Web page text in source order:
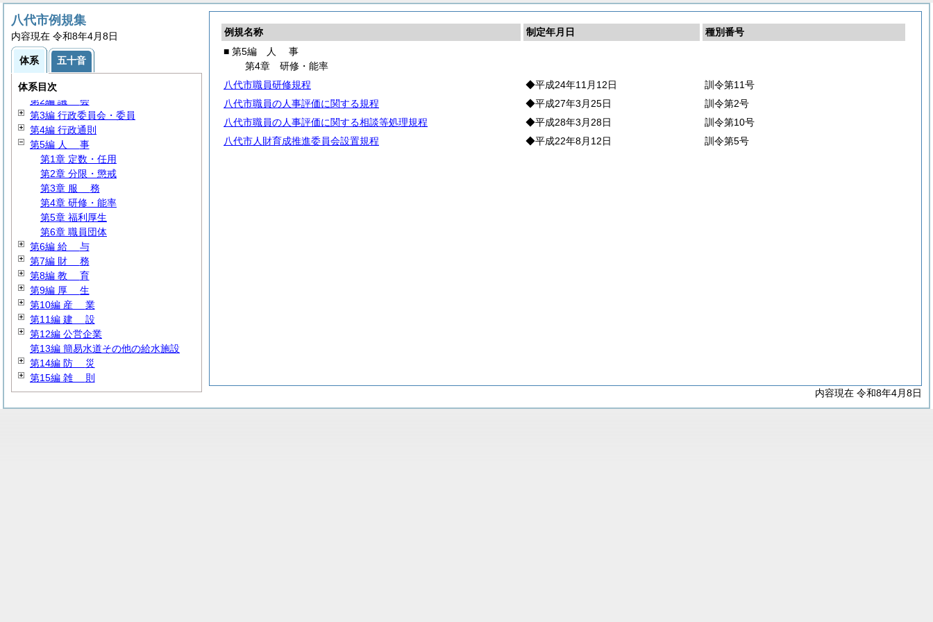
例規名称 制定年月日
種別番号
■ 第5編
人 事
第4章 研修・能率
八代市職員研修規程
◆平成24年11月12日
訓令第11号
八代市職員の人事評価に関する規程
◆平成27年3月25日
訓令第2号
八代市職員の人事評価に関する相談等処理規程
◆平成28年3月28日
訓令第10号
八代市人財育成推進委員会設置規程
◆平成22年8月12日 訓令第5号
内容現在 令和8年4月8日
八代市例規集
内容現在 令和8年4月8日
体系 五十音
体系目次
第1編
第2編 議 会
第3編 行政委員会・委員
第4編 行政通則
第5編 人 事
第1章 定数・任用
第2章 分限・懲戒
第3章 服 務
第4章 研修・能率
第5章 福利厚生
第6章 職員団体
第6編 給 与
第7編 財 務
第8編 教 育
第9編 厚 生
第10編 産 業
第11編 建 設
第12編 公営企業
第13編 簡易水道その他の給水施設
第14編 防 災
第15編 雑 則